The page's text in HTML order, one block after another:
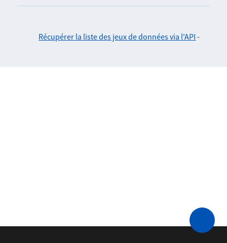
Récupérer la liste des jeux de données via l'API -